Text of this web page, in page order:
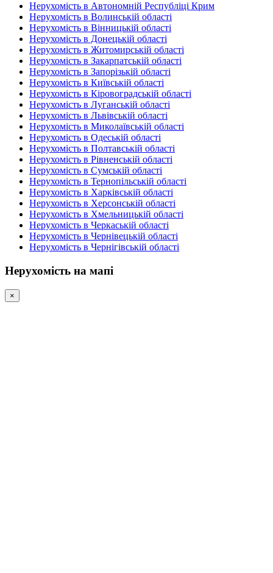
Нерухомість в Автономній Республіці Крим
Нерухомість в Волинській області
Нерухомість в Вінницькій області
Нерухомість в Донецькій області
Нерухомість в Житомирській області
Нерухомість в Закарпатській області
Нерухомість в Запорізькій області
Нерухомість в Київській області
Нерухомість в Кіровоградській області
Нерухомість в Луганській області
Нерухомість в Львівській області
Нерухомість в Миколаївській області
Нерухомість в Одеській області
Нерухомість в Полтавській області
Нерухомість в Рівненській області
Нерухомість в Сумській області
Нерухомість в Тернопільській області
Нерухомість в Харківській області
Нерухомість в Херсонській області
Нерухомість в Хмельницькій області
Нерухомість в Черкаській області
Нерухомість в Чернівецькій області
Нерухомість в Чернігівській області
Нерухомість на мапі
×